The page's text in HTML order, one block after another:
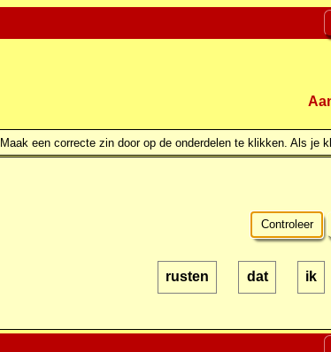
Maak een correcte zin door op de onderdelen te klikken. Als je
Controleer
rusten dat ik